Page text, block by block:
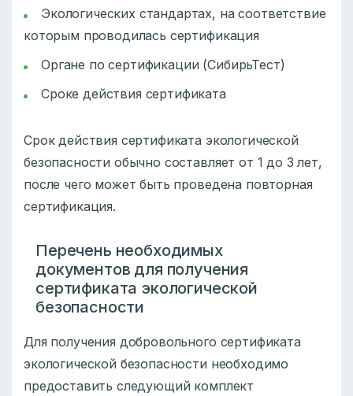
Экологических стандартах, на соответствие
которым проводилась сертификация
Органе по сертификации (СибирьТест)
Сроке действия сертификата
Срок действия сертификата экологической
безопасности обычно составляет от 1 до 3 лет,
после чего может быть проведена повторная
сертификация.
Перечень необходимых
документов для получения
сертификата экологической
безопасности
Для получения добровольного сертификата
экологической безопасности необходимо
предоставить следующий комплект